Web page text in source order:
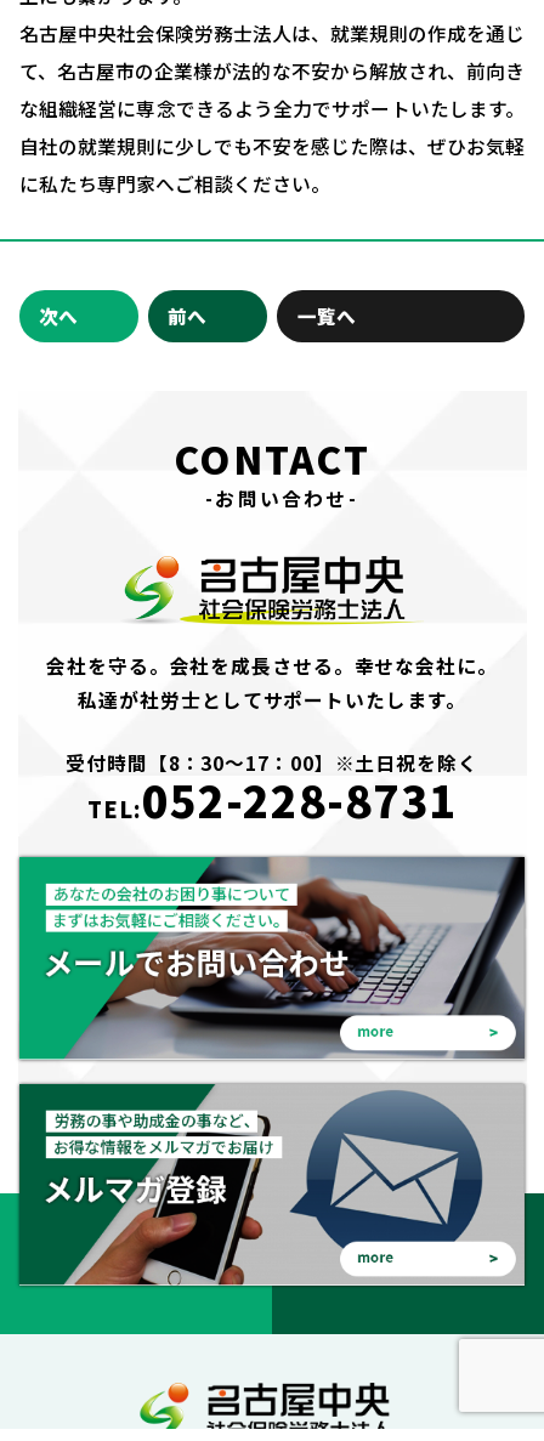
名古屋中央社会保険労務士法人は、就業規則の作成を通じ
て、名古屋市の企業様が法的な不安から解放され、前向き
な組織経営に専念できるよう全力でサポートいたします。
自社の就業規則に少しでも不安を感じた際は、ぜひお気軽
に私たち専門家へご相談ください。
次へ 前へ 一覧へ
CONTACT
-お問い合わせ-
会社を守る。会社を成長させる。幸せな会社に。
私達が社労士としてサポートいたします。
受付時間【8：30～17：00】※土日祝を除く
TEL:052-228-8731